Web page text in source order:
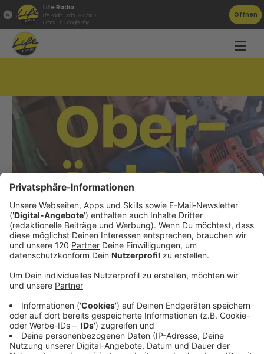
Life Radio
Life Radio GmbH & Co.KG
Gratis - in Google Play
Öffnen